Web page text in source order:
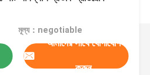
মূল্য：negotiable
আমাদের সাথে যোগাযোগ
করুন